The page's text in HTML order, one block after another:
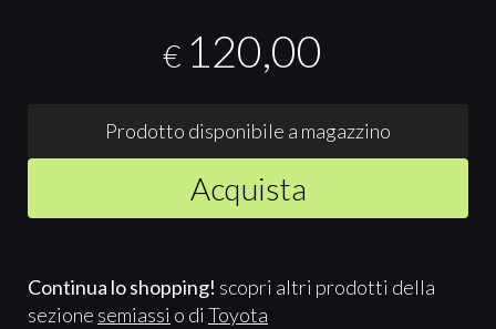
€ 120,00
Prodotto disponibile a magazzino
Acquista
Continua lo shopping! scopri altri prodotti della
sezione semiassi o di Toyota